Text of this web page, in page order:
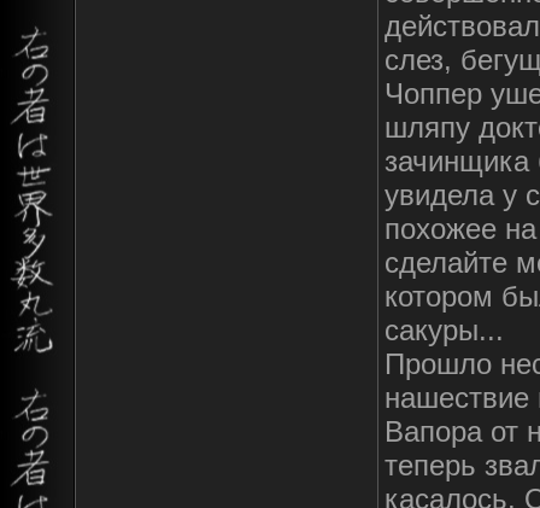
слез,
Чоппер
шляпу
зачинщика
увидела у
похожее
сделайте
котором
сакуры...
Прошло
нашествие
Вапора от
теперь
касалось.